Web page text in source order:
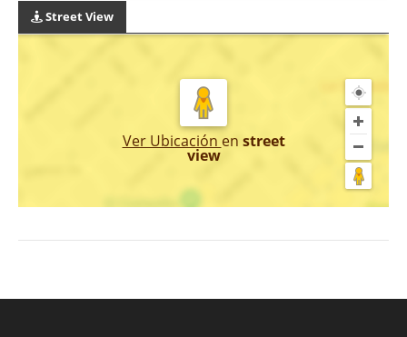
Street View
Ver Ubicación en street
view